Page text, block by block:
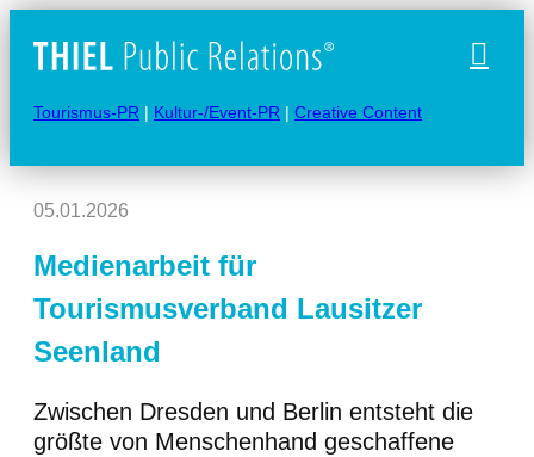
Tourismus-PR | Kultur-/Event-PR | Creative Content
05.01.2026
Medienarbeit für
Tourismusverband Lausitzer
Seenland
Zwischen Dresden und Berlin entsteht die
größte von Menschenhand geschaffene